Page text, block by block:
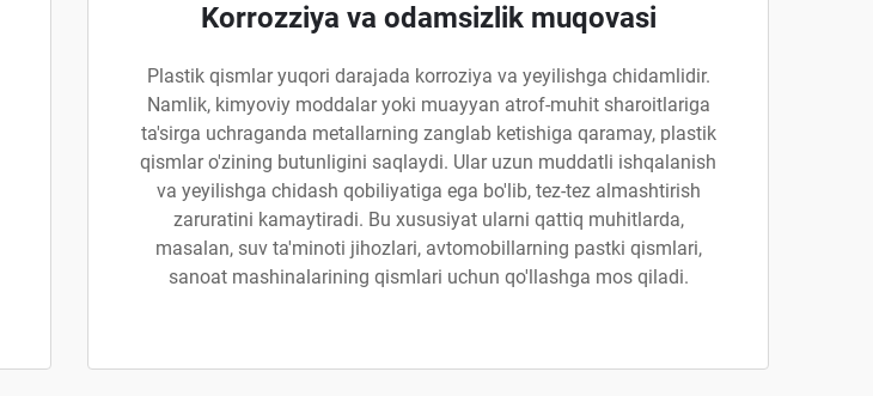
Korrozziya va odamsizlik muqovasi
Plastik qismlar yuqori darajada korroziya va yeyilishga chidamlidir.
Namlik, kimyoviy moddalar yoki muayyan atrof-muhit sharoitlariga
ta'sirga uchraganda metallarning zanglab ketishiga qaramay, plastik
qismlar o'zining butunligini saqlaydi. Ular uzun muddatli ishqalanish
va yeyilishga chidash qobiliyatiga ega bo'lib, tez-tez almashtirish
zaruratini kamaytiradi. Bu xususiyat ularni qattiq muhitlarda,
masalan, suv ta'minoti jihozlari, avtomobillarning pastki qismlari,
sanoat mashinalarining qismlari uchun qo'llashga mos qiladi.